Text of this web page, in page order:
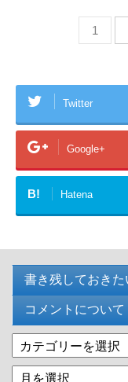
1
Twitter
Google+
B! Hatena
書き残しておきた
コメントについて
テ
ゴ
過